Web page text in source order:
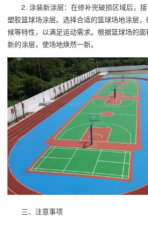
2. 涂装新涂层：在修补完破损区域后，接
塑胶篮球场涂层。选择合适的篮球场地涂层
候等特性，以满足运动需求。根据篮球场的
新的涂层，使场地焕然一新。
三、注意事项